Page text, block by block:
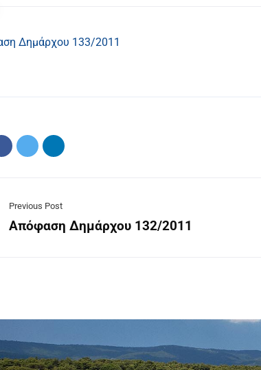
Δημάρχου 133/2011
Previous Post
Απόφαση Δημάρχου 132/2011